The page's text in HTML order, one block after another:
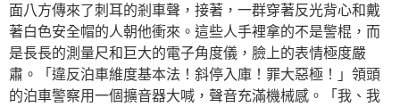
面八方傳來了刺耳的剎車聲，接著，一群穿著反光背心和戴
著白色安全帽的人朝他衝來。這些人手裡拿的不是警棍，而
是長長的測量尺和巨大的電子角度儀，臉上的表情極度嚴
肅。「違反泊車維度基本法！斜停入庫！罪大惡極！」領頭
的泊車警察用一個擴音器大喊，聲音充滿機械感。「我、我